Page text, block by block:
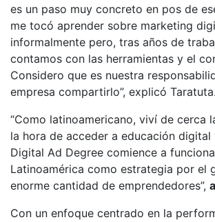
es un paso muy concreto en pos de
me tocó aprender sobre marketing
informalmente pero, tras años de
contamos con las herramientas y el
Considero que es nuestra
empresa compartirlo”, explicó Taratuta.
“Como latinoamericano, viví de cerca
la hora de acceder a educación
Digital Ad Degree comience a
Latinoamérica como estrategia por el
enorme cantidad de emprendedores”,
Con un enfoque centrado en la